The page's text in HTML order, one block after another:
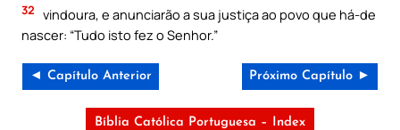
32 vindoura, e anunciarão a sua justiça ao povo que há-de
nascer: “Tudo isto fez o Senhor.”
◄ Capítulo Anterior Próximo Capítulo ►
Bíblia Católica Portuguesa – Index